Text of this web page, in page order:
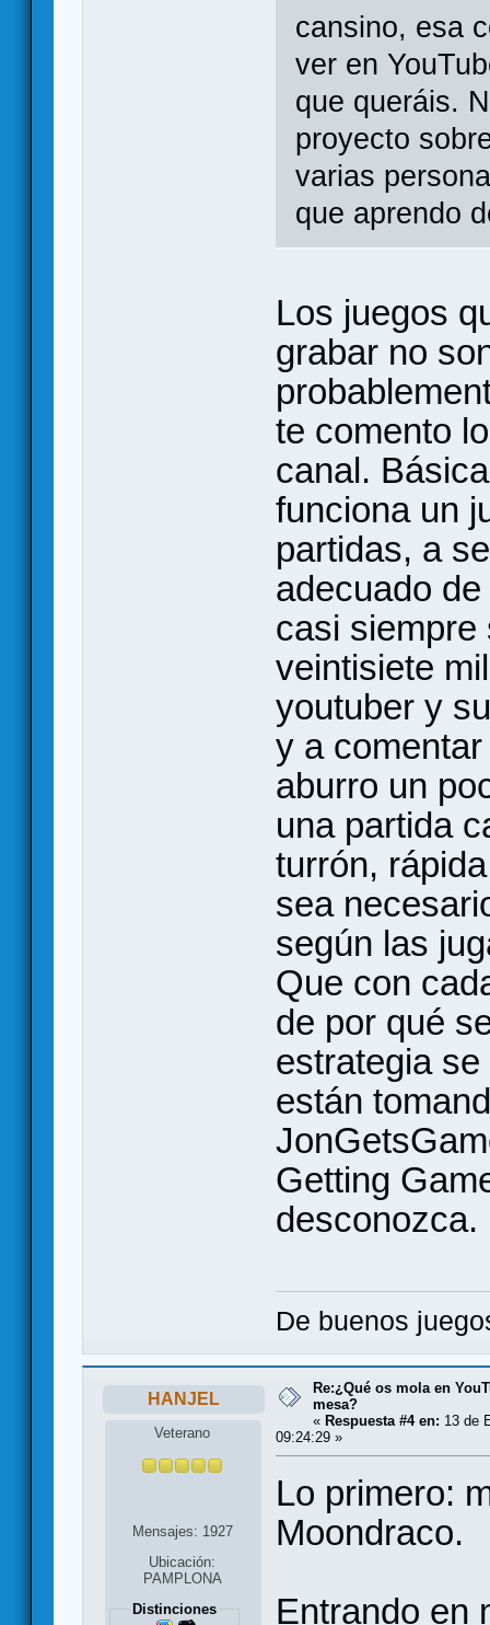
cansino, esa
ver en
que queráis.
proyecto
varias
que aprendo
Los juegos
grabar no
te comento
canal.
funciona un
partidas, a
adecuado
casi siempre
veintisiete
youtuber y
y a
aburro un
una partida
turrón,
sea
según las
Que con
de por qué
estrategia
están
Getting
desconozca.
De buenos
HANJEL
Veterano
Mensajes: 1927
Ubicación:
PAMPLONA
Distinciones
Re:¿Qué os mola en
mesa?
« Respuesta #4 en: 13 de
09:24:29 »
Lo primero:
Moondraco.
Entrando en